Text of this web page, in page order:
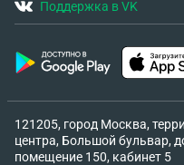
дверь на балкон,
5) Доказательства/материалы
летней давности,
оскорбляет мать и ребёнка. Есть
сообщения в
“вещи подготовил” и т.п.). Есть 2
Поддержка в VK
121205, город Москва,
центра, Большой бульвар,
помещение 150, кабинет 5